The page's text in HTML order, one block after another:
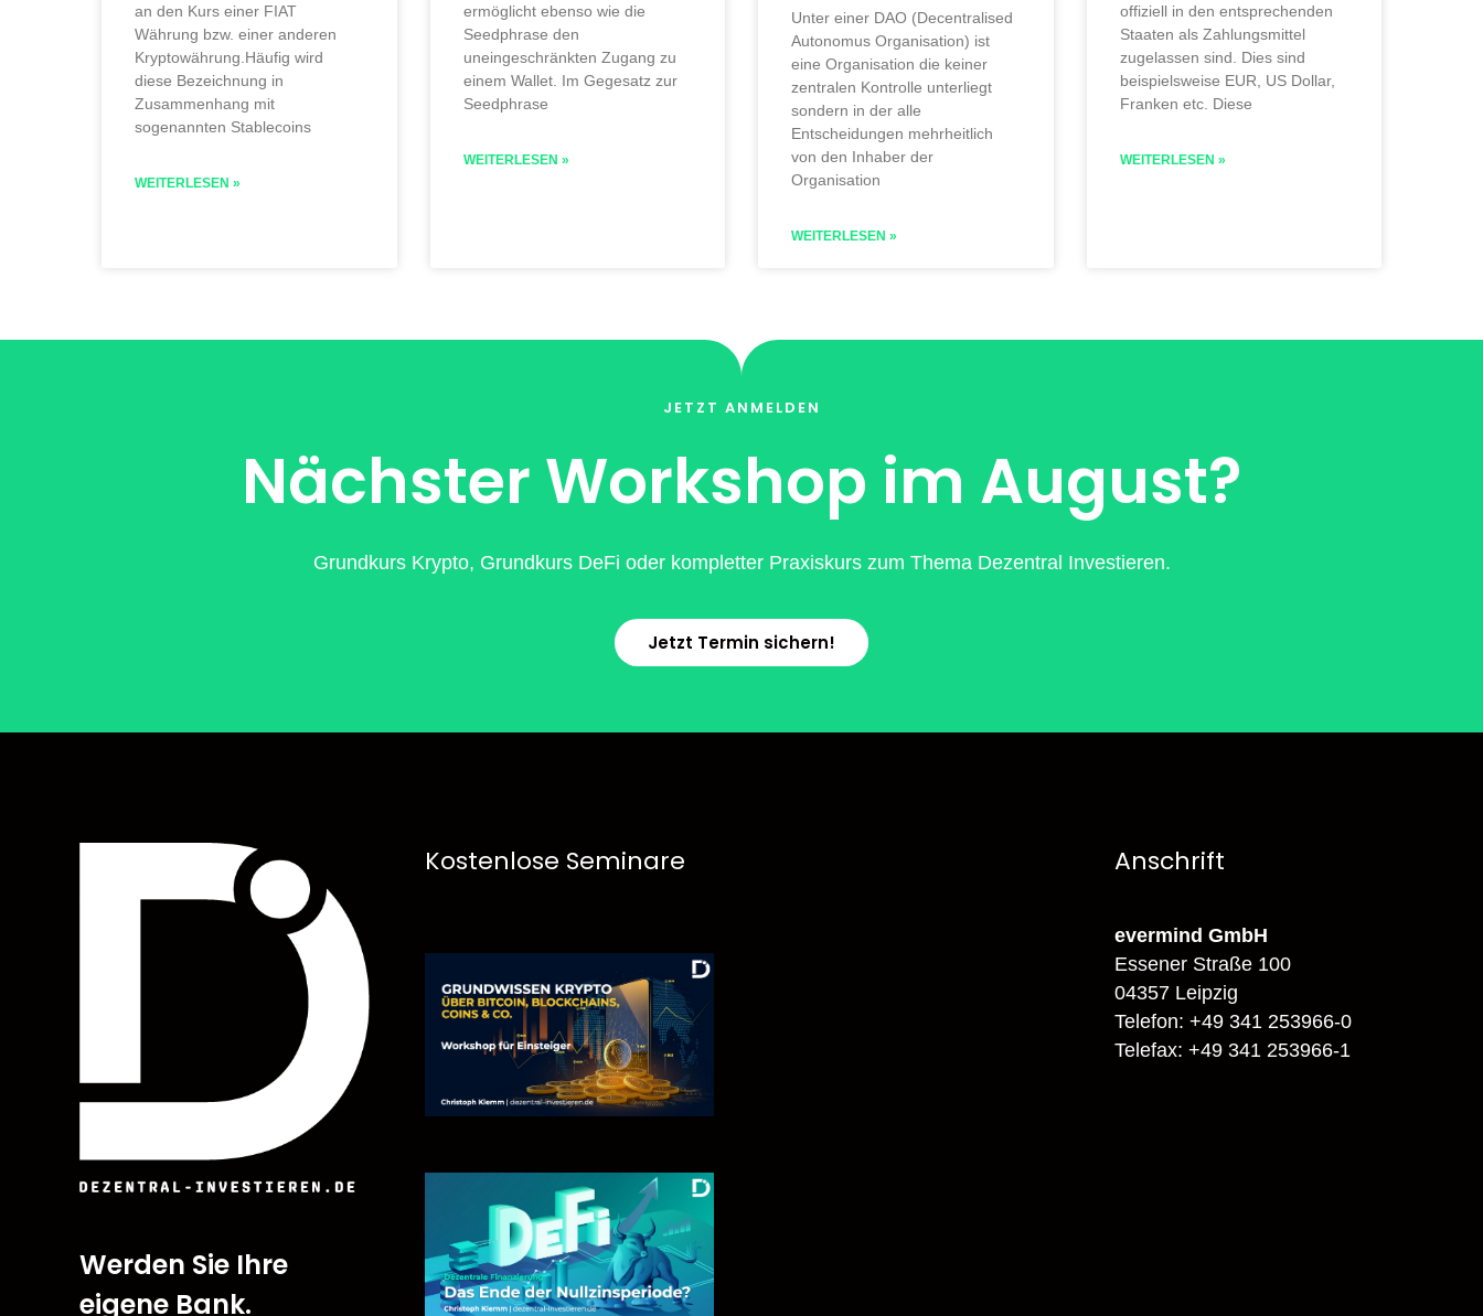
an den Kurs einer FIAT
Währung bzw. einer anderen
Kryptowährung.Häufig wird
diese Bezeichnung in
Zusammenhang mit
sogenannten Stablecoins
WEITERLESEN »
ermöglicht ebenso wie die
Seedphrase den
uneingeschränkten Zugang zu
einem Wallet. Im Gegesatz zur
Seedphrase
WEITERLESEN »
Unter einer DAO (Decentralised
Autonomus Organisation) ist
eine Organisation die keiner
zentralen Kontrolle unterliegt
sondern in der alle
Entscheidungen mehrheitlich
von den Inhaber der
Organisation
WEITERLESEN »
offiziell in den entsprechenden
Staaten als Zahlungsmittel
zugelassen sind. Dies sind
beispielsweise EUR, US Dollar,
Franken etc. Diese
WEITERLESEN »
JETZT ANMELDEN
Nächster Workshop im August?
Grundkurs Krypto, Grundkurs DeFi oder kompletter Praxiskurs zum Thema Dezentral Investieren.
Jetzt Termin sichern!
Werden Sie Ihre
eigene Bank.
Kostenlose Seminare Anschrift
evermind GmbH
Essener Straße 100
04357 Leipzig
Telefon: +49 341 253966-0
Telefax: +49 341 253966-1